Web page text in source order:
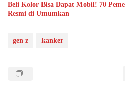
Beli Kolor Bisa Dapat Mobil! 70
Resmi di Umumkan
gen z kanker